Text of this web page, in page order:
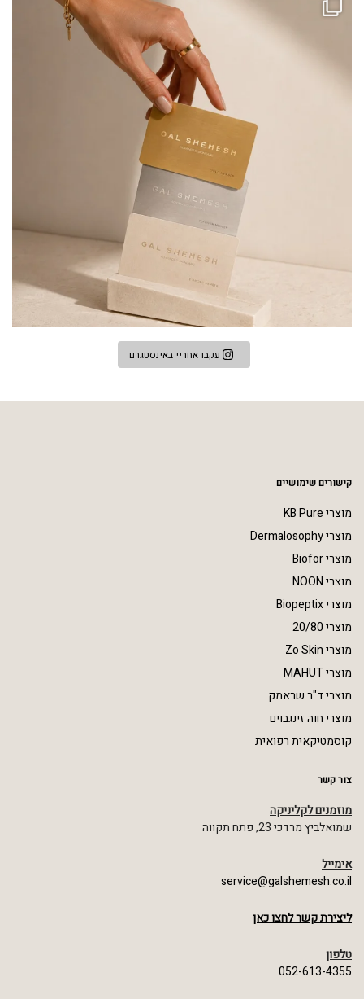
עקבו אחריי באינסטגרם
קישורים שימושיים
מוצרי KB Pure
מוצרי Dermalosophy
מוצרי Biofor
מוצרי NOON
מוצרי Biopeptix
מוצרי 20/80
מוצרי Zo Skin
מוצרי MAHUT
מוצרי ד"ר שראמק
מוצרי חוה זינגבוים
קוסמטיקאית רפואית
צור קשר
מוזמנים לקליניקה
שמואלביץ מרדכי 23, פתח תקווה
אימייל
service@galshemesh.co.il
ליצירת קשר לחצו כאן
טלפון
052-613-4355